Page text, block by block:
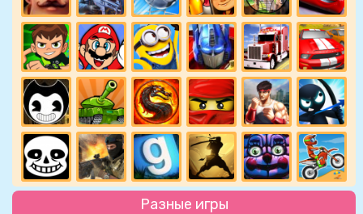
Разные игры